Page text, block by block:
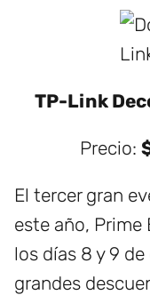
TP-Link
Precio:
El tercer gran
este año, Prime
los días 8 y 9
grandes